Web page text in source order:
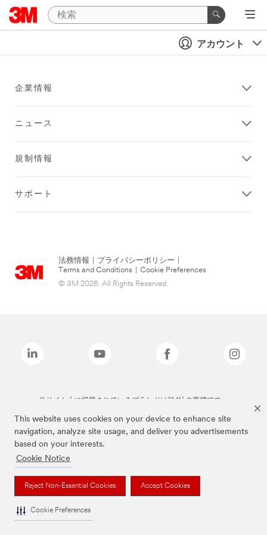
This website uses cookies on your device to enhance site
navigation, analyze site usage, and deliver you advertisements
based on your interests.
Cookie Notice
Reject Non-Essential Cookies Accept Cookies
Cookie Preferences
アカウント
企業情報
ニュース
規制情報
サポート
法務情報 プライバシーポリシー
Terms and Conditions
Cookie Preferences
© 3M 2026. All Rights Reserved.
当サイト上に掲載されているブランドは3M社の商標です。